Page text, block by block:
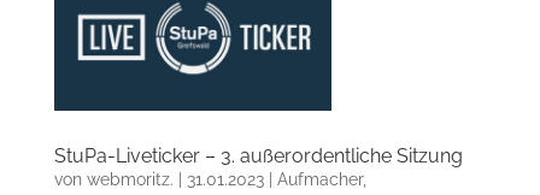
StuPa-Liveticker – 3. außerordentliche Sitzung
von webmoritz. 31.01.2023| Aufmacher,